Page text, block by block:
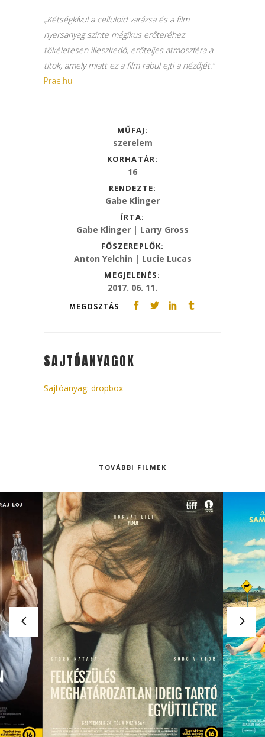
„Kétségkívül a celluloid varázsa és a film
nyersanyag szinte mágikus erőteréhez
tökéletesen illeszkedő, erőteljes atmoszféra a
titok, amely miatt ez a film rabul ejti a nézőjét.”
Prae.hu
MŰFAJ:
szerelem
KORHATÁR:
16
RENDEZTE:
Gabe Klinger
ÍRTA:
Gabe Klinger | Larry Gross
FŐSZEREPLŐK:
Anton Yelchin | Lucie Lucas
MEGJELENÉS:
2017. 06. 11.
MEGOSZTÁS
SAJTÓANYAGOK
Sajtóanyag: dropbox
TOVÁBBI FILMEK
FELKÉSZÜLÉS
MEGHATÁROZATLAN IDEIG
TARTÓ EGYÜTTLÉTRE